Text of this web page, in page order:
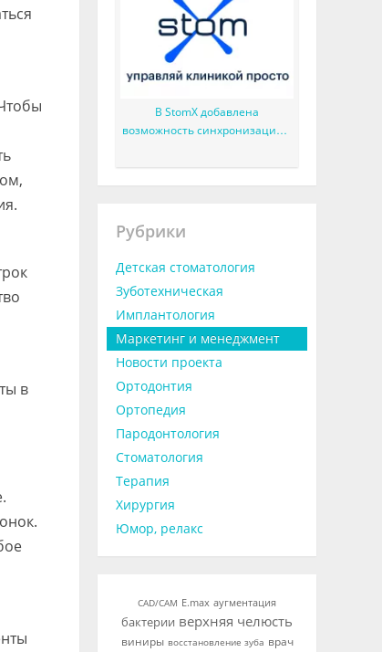
в
В StomX добавлена
возможность синхронизации с
Рубрики
Детская стоматология
Зуботехническая
Имплантология
Маркетинг и менеджмент
Новости проекта
Ортодонтия
Ортопедия
Пародонтология
Стоматология
Терапия
Хирургия
Юмор, релакс
CAD/CAM E.max аугментация
бактерии верхняя челюсть
виниры восстановление зуба врач